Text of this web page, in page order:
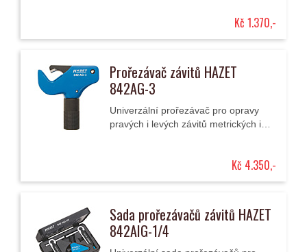
Kč 1.370,-
Prořezávač závitů HAZET
842AG-3
Univerzální prořezávač pro opravy
pravých i levých závitů metrických i
Kč 4.350,-
Sada prořezávačů závitů HAZET
842AIG-1/4